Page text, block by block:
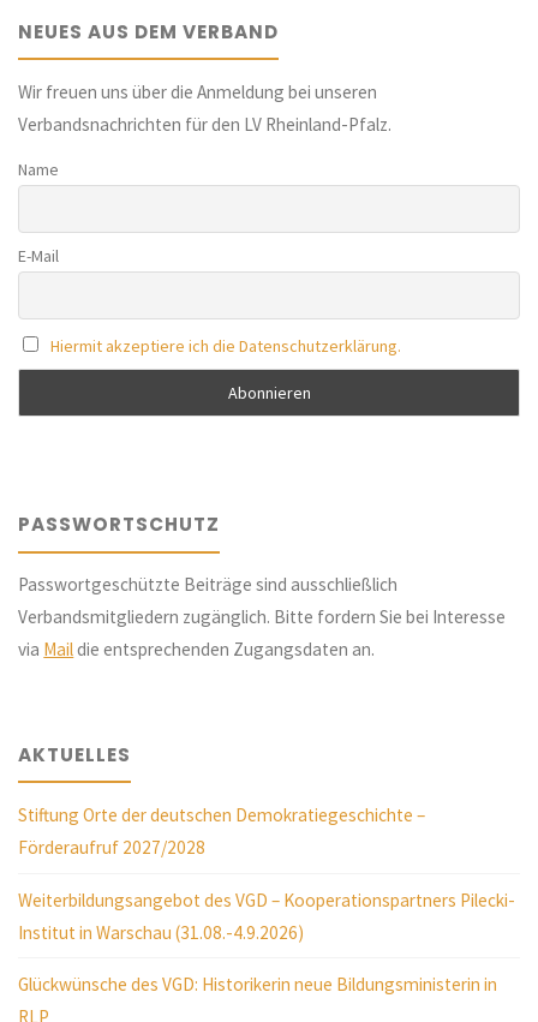
NEUES AUS DEM VERBAND
Wir freuen uns über die Anmeldung bei unseren
Verbandsnachrichten für den LV Rheinland-Pfalz.
Name
E-Mail
Hiermit akzeptiere ich die Datenschutzerklärung.
PASSWORTSCHUTZ
Passwortgeschützte Beiträge sind ausschließlich
Verbandsmitgliedern zugänglich. Bitte fordern Sie bei Interesse
via Maildie entsprechenden Zugangsdaten an.
AKTUELLES
Stiftung Orte der deutschen Demokratiegeschichte –
Förderaufruf 2027/2028
Weiterbildungsangebot des VGD – Kooperationspartners Pilecki-
Institut in Warschau (31.08.-4.9.2026)
Glückwünsche des VGD: Historikerin neue Bildungsministerin in
RLP